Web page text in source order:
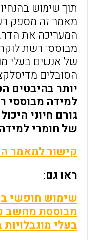
תוך שימוש
מאמר זה מספק
המעריכה את
מבוססי רשת
של אנשים בעלי
הסובלים
יותר בהיבטים
למידה מבוססי
גורם חיוני
של חומרי
קישור למאמר
ראו גם:
שימוש חופשי
מבוססת מחשב
בעלי